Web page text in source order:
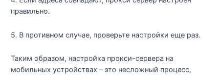
правильно.
5. В противном случае, проверьте настройки еще раз.
Таким образом, настройка прокси-сервера на
мобильных устройствах – это несложный процесс,